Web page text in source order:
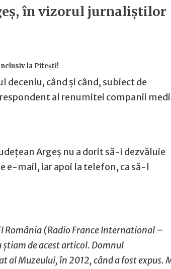
în vizorul jurnaliştilor
la Pitești!
când și când, subiect de
al renumitei companii
Argeș nu a dorit să-i dezvăluie
e-mail, iar apoi la telefon, ca să-l
România (Radio France International –
de acest articol. Domnul
al Muzeului, în 2012, când a fost expus.